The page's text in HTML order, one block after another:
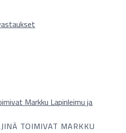
TOIMIVAT MARKKU